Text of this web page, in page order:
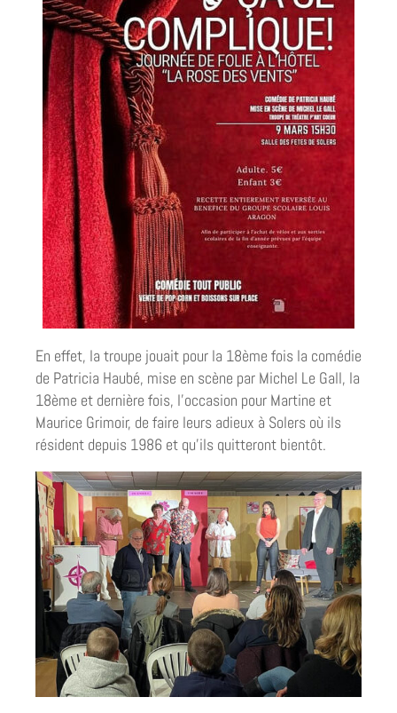
En effet, la troupe jouait pour la 18ème fois la comédie
de Patricia Haubé, mise en scène par Michel Le Gall, la
18ème et dernière fois, l’occasion pour Martine et
Maurice Grimoir, de faire leurs adieux à Solers où ils
résident depuis 1986 et qu’ils quitteront bientôt.